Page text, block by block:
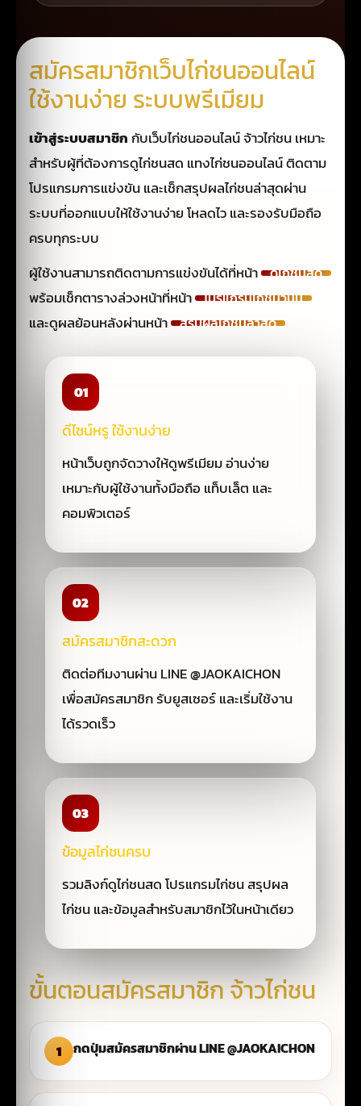
สมัครสมาชิกเว็บไก่ชนออนไลน์
ใช้งานง่าย ระบบพรีเมียม
เข้าสู่ระบบสมาชิกกับเว็บไก่ชนออนไลน์ จ้าวไก่ชน เหมาะ
สำหรับผู้ที่ต้องการดูไก่ชนสด แทงไก่ชนออนไลน์ ติดตาม
โปรแกรมการแข่งขัน และเช็กสรุปผลไก่ชนล่าสุดผ่าน
ระบบที่ออกแบบให้ใช้งานง่าย โหลดไว และรองรับมือถือ
ครบทุกระบบ
ผู้ใช้งานสามารถติดตามการแข่งขันได้ที่หน้า
ดูไก่ชนสด
พร้อมเช็กตารางล่วงหน้าที่หน้า โปรแกรมไก่ชนวันนี้
และดูผลย้อนหลังผ่านหน้า สรุปผลไก่ชนล่าสุด
01
ดีไซน์หรู ใช้งานง่าย
หน้าเว็บถูกจัดวางให้ดูพรีเมียม อ่านง่าย
เหมาะกับผู้ใช้งานทั้งมือถือ แท็บเล็ต และ
คอมพิวเตอร์
02
สมัครสมาชิกสะดวก
ติดต่อทีมงานผ่าน LINE @JAOKAICHON
เพื่อสมัครสมาชิก รับยูสเซอร์ และเริ่มใช้งาน
ได้รวดเร็ว
03
ข้อมูลไก่ชนครบ
รวมลิงก์ดูไก่ชนสด โปรแกรมไก่ชน สรุปผล
ไก่ชน และข้อมูลสำหรับสมาชิกไว้ในหน้าเดียว
ขั้นตอนสมัครสมาชิก จ้าวไก่ชน
กดปุ่มสมัครสมาชิกผ่าน LINE @JAOKAICHON